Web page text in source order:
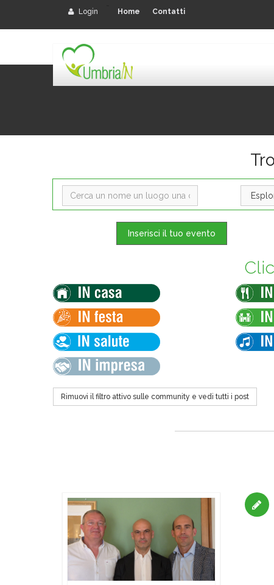
Login Home Contatti
Inserisci il tuo evento
Rimuovi il filtro attivo sulle community e vedi tutti i post